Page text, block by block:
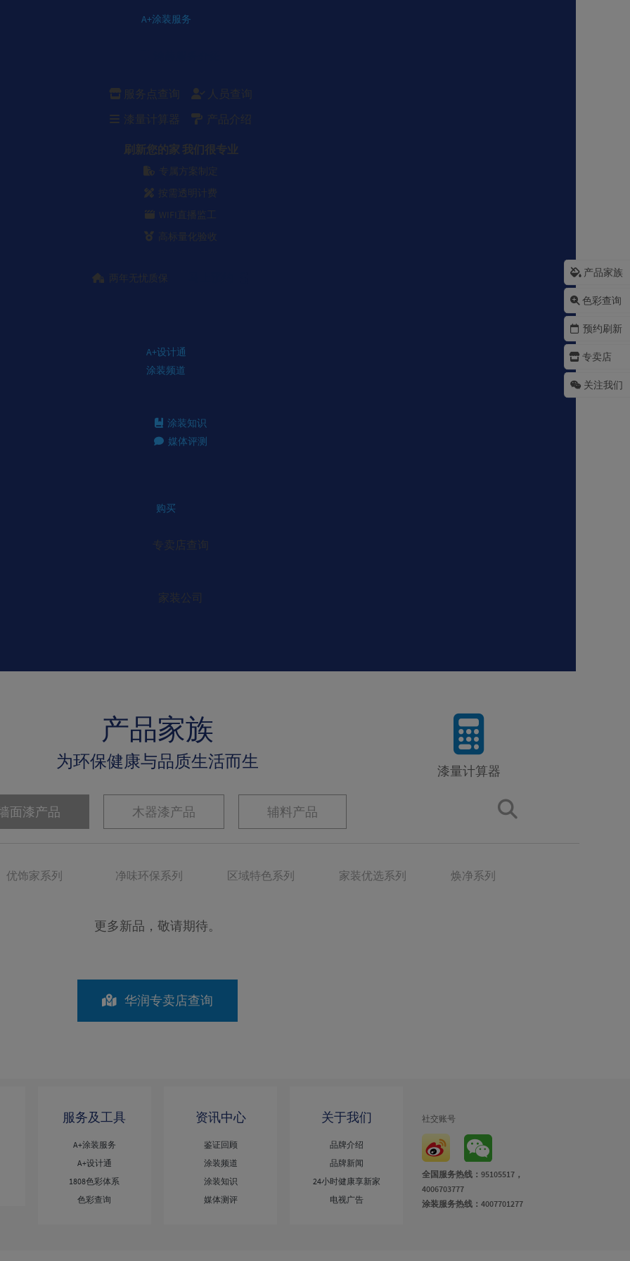
A+涂装服务
服务点查询
人员查询
漆量计算器
产品介绍
刷新您的家 我们很专业
专属方案制定
按需透明计费
WIFI直播监工
高标量化验收
两年无忧质保
A+设计通
涂装频道
涂装知识
媒体评测
购买
专卖店查询
家装公司
产品家族
色彩查询
预约刷新
专卖店
关注我们
产品家族
为环保健康与品质生活而生 漆量计算器
面漆产品 木器漆产品 辅料产品
优饰家系列 净味环保系列 区域特色系列 家装优选系列 焕净系列
更多新品，敬请期待。
华润专卖店查询
服务及工具
A+涂装服务
A+设计通
1808色彩体系
色彩查询
资讯中心
鉴证回顾
涂装频道
涂装知识
媒体测评
关于我们
品牌介绍
品牌新闻
24小时健康享新家
电视广告
社交账号
全国服务热线：95105517，
4006703777
涂装服务热线：4007701277